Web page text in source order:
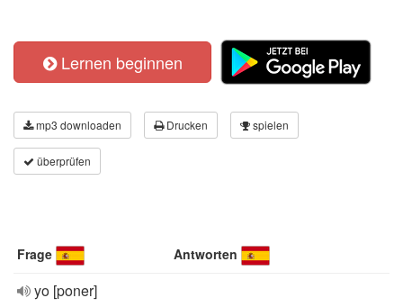
Lernen beginnen
mp3 downloaden Drucken spielen
überprüfen
Frage Antworten
yo [poner]